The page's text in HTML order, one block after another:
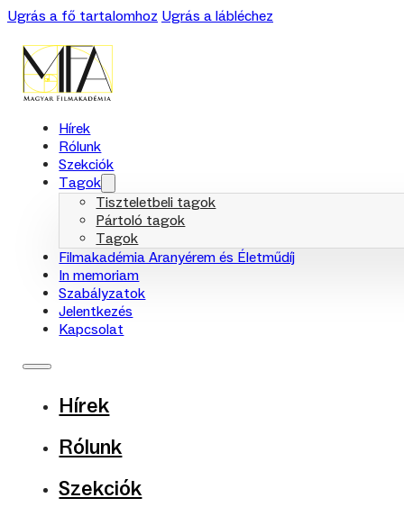
Ugrás a fő tartalomhoz Ugrás a lábléchez
Hírek
Rólunk
Szekciók
Tagok
Tiszteletbeli tagok
Pártoló tagok
Tagok
Filmakadémia Aranyérem és Életműdíj
In memoriam
Szabályzatok
Jelentkezés
Kapcsolat
Hírek
Rólunk
Szekciók